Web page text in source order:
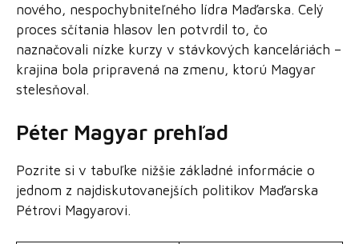
nového, nespochybniteľného lídra Maďarska. Celý
proces sčítania hlasov len potvrdil to, čo
naznačovali nízke kurzy v stávkových kanceláriách –
krajina bola pripravená na zmenu, ktorú Magyar
stelesňoval.
Péter Magyar prehľad
Pozrite si v tabuľke nižšie základné informácie o
jednom z najdiskutovanejších politikov Maďarska
Pétrovi Magyarovi.